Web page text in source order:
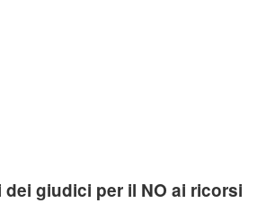
giudici per il NO ai ricorsi